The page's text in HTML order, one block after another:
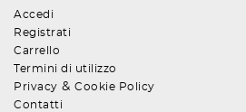
Accedi
Registrati
Carrello
Termini di utilizzo
Privacy & Cookie Policy
Contatti